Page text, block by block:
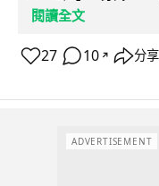
閱讀全文
27 10 ↗ 分享
ADVERTISEMENT